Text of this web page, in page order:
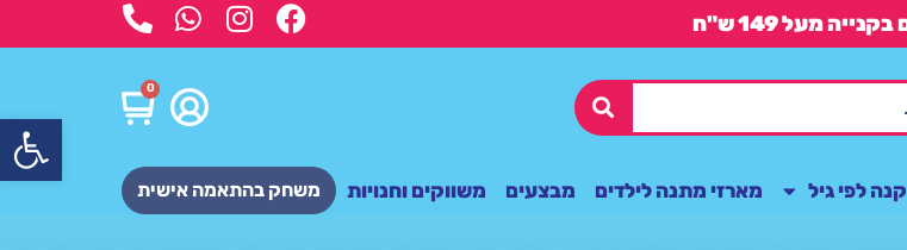
0
קנה לפי גיל מארזי מתנה לילדים מבצעים משווקים וחנויות משחק בהתאמה אישית